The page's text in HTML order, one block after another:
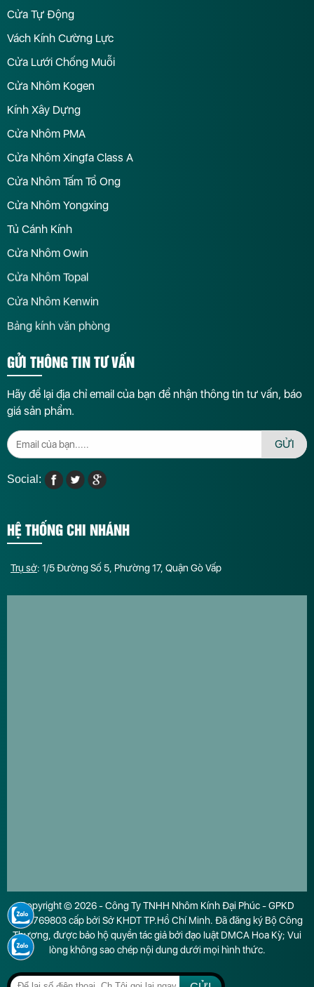
Cửa Tự Động
Vách Kính Cường Lực
Cửa Lưới Chống Muỗi
Cửa Nhôm Kogen
Kính Xây Dựng
Cửa Nhôm PMA
Cửa Nhôm Xingfa Class A
Cửa Nhôm Tấm Tổ Ong
Cửa Nhôm Yongxing
Tủ Cánh Kính
Cửa Nhôm Owin
Cửa Nhôm Topal
Cửa Nhôm Kenwin
Bảng kính văn phòng
GỬI THÔNG TIN TƯ VẤN
Hãy để lại địa chỉ email của bạn để nhận thông tin tư vấn, báo
giá sản phẩm.
GỬI
Social:
HỆ THỐNG CHI NHÁNH
Trụ sở: 1/5 Đường Số 5, Phường 17, Quận Gò Vấp
Copyright © 2026 - Công Ty TNHH Nhôm Kính Đại Phúc - GPKD
0316769803 cấp bởi Sở KHDT TP.Hồ Chí Minh. Đã đăng ký Bộ Công
Thương, được bảo hộ quyền tác giả bởi đạo luật DMCA Hoa Kỳ; Vui
lòng không sao chép nội dung dưới mọi hình thức.